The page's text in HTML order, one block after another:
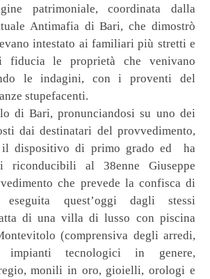
patrimoniale, coordinata dalla
Antimafia di Bari, che dimostrò
intestato ai familiari più stretti e
fiducia le proprietà che venivano
le indagini, con i proventi del
stupefacenti.
di Bari, pronunciandosi su uno dei
dai destinatari del provvedimento,
il dispositivo di primo grado ed
ha
riconducibili al 38enne Giuseppe
che prevede la confisca di
eseguita quest’oggi dagli stessi
di una villa di lusso con piscina
(comprensiva degli arredi,
impianti tecnologici in genere,
monili in oro, gioielli, orologi e